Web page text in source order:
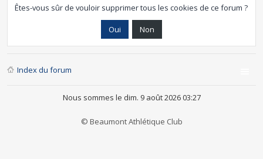
he
Êtes-vous sûr de vouloir supprimer tous les cookies de ce forum ?
Index du forum
Nous sommes le dim. 9 août 2026 03:27
© Beaumont Athlétique Club